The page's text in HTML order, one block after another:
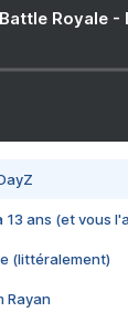
Royale -
13 ans (et vous
(littéralement)
Rayan